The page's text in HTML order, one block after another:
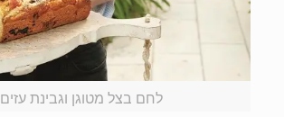
לחם בצל מטוגן וגבינת עזים